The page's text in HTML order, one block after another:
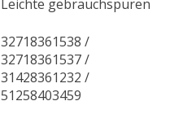
Leichte gebrauchspuren
32718361538 /
32718361537 /
31428361232 /
51258403459